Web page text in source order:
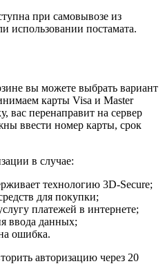
при самовывозе из
использовании постамата.
вы можете выбрать вариант
карты Visa и Master
вас перенаправит на сервер
ввести номер карты, срок
в случае:
технологию 3D-Secure;
для покупки;
платежей в интернете;
ввода данных;
ошибка.
авторизацию через 20